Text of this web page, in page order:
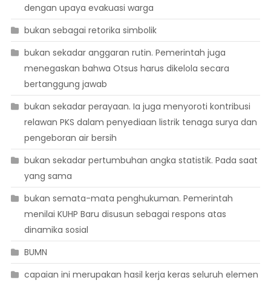
dengan upaya evakuasi warga
bukan sebagai retorika simbolik
bukan sekadar anggaran rutin. Pemerintah juga
menegaskan bahwa Otsus harus dikelola secara
bertanggung jawab
bukan sekadar perayaan. Ia juga menyoroti kontribusi
relawan PKS dalam penyediaan listrik tenaga surya dan
pengeboran air bersih
bukan sekadar pertumbuhan angka statistik. Pada saat
yang sama
bukan semata-mata penghukuman. Pemerintah
menilai KUHP Baru disusun sebagai respons atas
dinamika sosial
BUMN
capaian ini merupakan hasil kerja keras seluruh elemen